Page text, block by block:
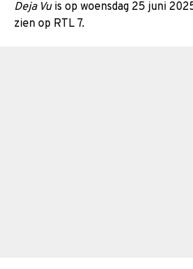
Deja Vuis op woensdag 25 juni
zien op RTL 7.